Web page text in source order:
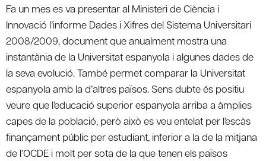
Fa un mes es va presentar al Ministeri de Ciència i
Innovació l’informe Dades i Xifres del Sistema Universitari
2008/2009, document que anualment mostra una
instantània de la Universitat espanyola i algunes dades de
la seva evolució. També permet comparar la Universitat
espanyola amb la d’altres països. Sens dubte és positiu
veure que l’educació superior espanyola arriba a àmplies
capes de la població, però això es veu entelat per l’escàs
finançament públic per estudiant, inferior a la de la mitjana
de l’OCDE i molt per sota de la que tenen els països